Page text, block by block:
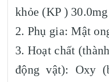
khỏe (KP ) 30.0mg
2. Phụ gia: Mật
3. Hoạt chất
động vật): Oxy